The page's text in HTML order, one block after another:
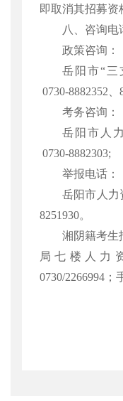
即取消其招募资
八、咨询电
政策咨询：
岳阳市“三
0730-8882352、
考务咨询：
岳阳市人
0730-8882303;
举报电话：
岳阳市人力
8251930。
湘阴籍考生
局七楼人力
0730/2266994；